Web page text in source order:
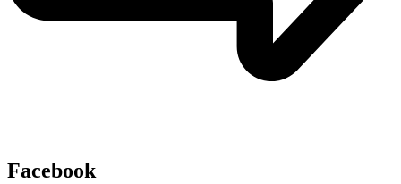
Facebook